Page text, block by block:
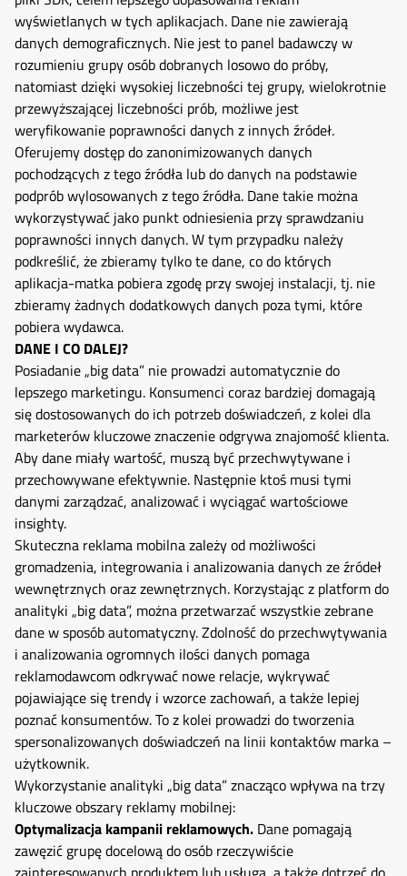
wyświetlanych w tych aplikacjach. Dane nie zawierają
danych demograficznych. Nie jest to panel badawczy w
rozumieniu grupy osób dobranych losowo do próby,
natomiast dzięki wysokiej liczebności tej grupy, wielokrotnie
przewyższającej liczebności prób, możliwe jest
weryfikowanie poprawności danych z innych źródeł.
Oferujemy dostęp do zanonimizowanych danych
pochodzących z tego źródła lub do danych na podstawie
podprób wylosowanych z tego źródła. Dane takie można
wykorzystywać jako punkt odniesienia przy sprawdzaniu
poprawności innych danych. W tym przypadku należy
podkreślić, że zbieramy tylko te dane, co do których
aplikacja-matka pobiera zgodę przy swojej instalacji, tj. nie
zbieramy żadnych dodatkowych danych poza tymi, które
pobiera wydawca.
DANE I CO DALEJ?
Posiadanie „big data” nie prowadzi automatycznie do
lepszego marketingu. Konsumenci coraz bardziej domagają
się dostosowanych do ich potrzeb doświadczeń, z kolei dla
marketerów kluczowe znaczenie odgrywa znajomość klienta.
Aby dane miały wartość, muszą być przechwytywane i
przechowywane efektywnie. Następnie ktoś musi tymi
danymi zarządzać, analizować i wyciągać wartościowe
insighty.
Skuteczna reklama mobilna zależy od możliwości
gromadzenia, integrowania i analizowania danych ze źródeł
wewnętrznych oraz zewnętrznych. Korzystając z platform do
analityki „big data”, można przetwarzać wszystkie zebrane
dane w sposób automatyczny. Zdolność do przechwytywania
i analizowania ogromnych ilości danych pomaga
reklamodawcom odkrywać nowe relacje, wykrywać
pojawiające się trendy i wzorce zachowań, a także lepiej
poznać konsumentów. To z kolei prowadzi do tworzenia
spersonalizowanych doświadczeń na linii kontaktów marka –
użytkownik.
Wykorzystanie analityki „big data” znacząco wpływa na trzy
kluczowe obszary reklamy mobilnej:
Optymalizacja kampanii reklamowych. Dane pomagają
zawęzić grupę docelową do osób rzeczywiście